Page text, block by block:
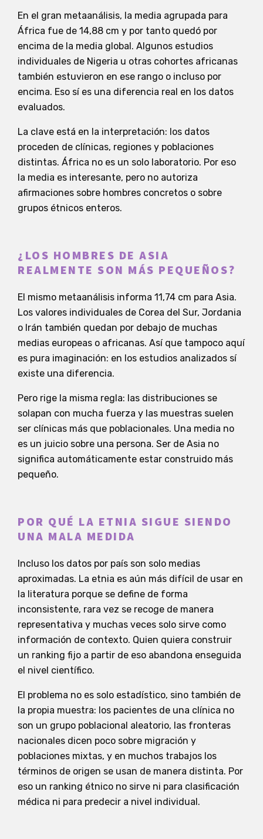
En el gran metaanálisis, la media agrupada para
África fue de 14,88 cm y por tanto quedó por
encima de la media global. Algunos estudios
individuales de Nigeria u otras cohortes africanas
también estuvieron en ese rango o incluso por
encima. Eso sí es una diferencia real en los datos
evaluados.
La clave está en la interpretación: los datos
proceden de clínicas, regiones y poblaciones
distintas. África no es un solo laboratorio. Por eso
la media es interesante, pero no autoriza
afirmaciones sobre hombres concretos o sobre
grupos étnicos enteros.
¿LOS HOMBRES DE ASIA
REALMENTE SON MÁS PEQUEÑOS?
El mismo metaanálisis informa 11,74 cm para Asia.
Los valores individuales de Corea del Sur, Jordania
o Irán también quedan por debajo de muchas
medias europeas o africanas. Así que tampoco aquí
es pura imaginación: en los estudios analizados sí
existe una diferencia.
Pero rige la misma regla: las distribuciones se
solapan con mucha fuerza y las muestras suelen
ser clínicas más que poblacionales. Una media no
es un juicio sobre una persona. Ser de Asia no
significa automáticamente estar construido más
pequeño.
POR QUÉ LA ETNIA SIGUE SIENDO
UNA MALA MEDIDA
Incluso los datos por país son solo medias
aproximadas. La etnia es aún más difícil de usar en
la literatura porque se define de forma
inconsistente, rara vez se recoge de manera
representativa y muchas veces solo sirve como
información de contexto. Quien quiera construir
un ranking fijo a partir de eso abandona enseguida
el nivel científico.
El problema no es solo estadístico, sino también de
la propia muestra: los pacientes de una clínica no
son un grupo poblacional aleatorio, las fronteras
nacionales dicen poco sobre migración y
poblaciones mixtas, y en muchos trabajos los
términos de origen se usan de manera distinta. Por
eso un ranking étnico no sirve ni para clasificación
médica ni para predecir a nivel individual.